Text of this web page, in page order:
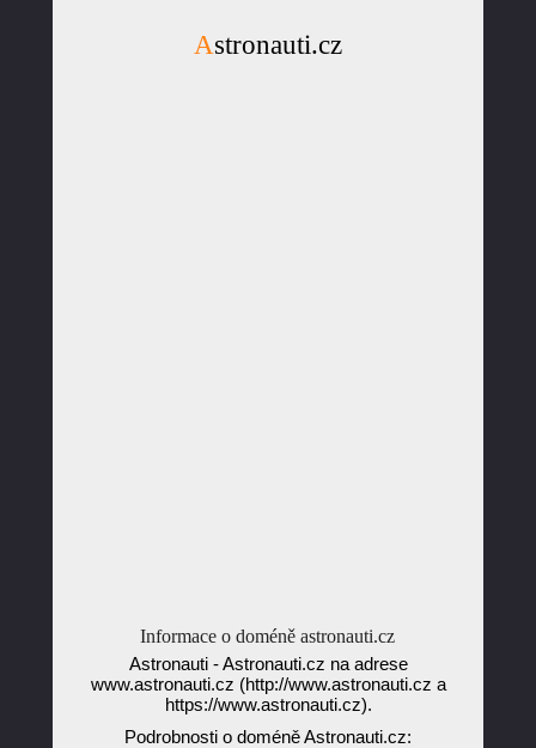
Astronauti.cz
Informace o doméně astronauti.cz
Astronauti - Astronauti.cz na adrese
www.astronauti.cz (http://www.astronauti.cz a
https://www.astronauti.cz).
Podrobnosti o doméně Astronauti.cz: